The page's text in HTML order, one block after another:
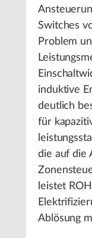
Switches
Problem
induktive
deutlich
für
die auf die
leistet
Ablösung